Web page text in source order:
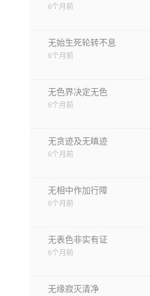
6个月前
无始生死轮转不息
6个月前
无色界决定无色
6个月前
无贪迹及无瞋迹
6个月前
无相中作加行障
6个月前
无表色非实有证
6个月前
无缘寂灭清净